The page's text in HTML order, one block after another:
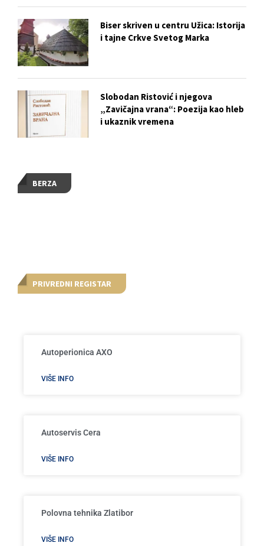
BERZA
PRIVREDNI REGISTAR
Autoperionica AXO
VIŠE INFO
Autoservis Cera
VIŠE INFO
Polovna tehnika Zlatibor
VIŠE INFO
Biser skriven u centru Užica: Istorija
i tajne Crkve Svetog Marka
Slobodan Ristović i njegova
„Zavičajna vrana“: Poezija kao hleb
i ukaznik vremena